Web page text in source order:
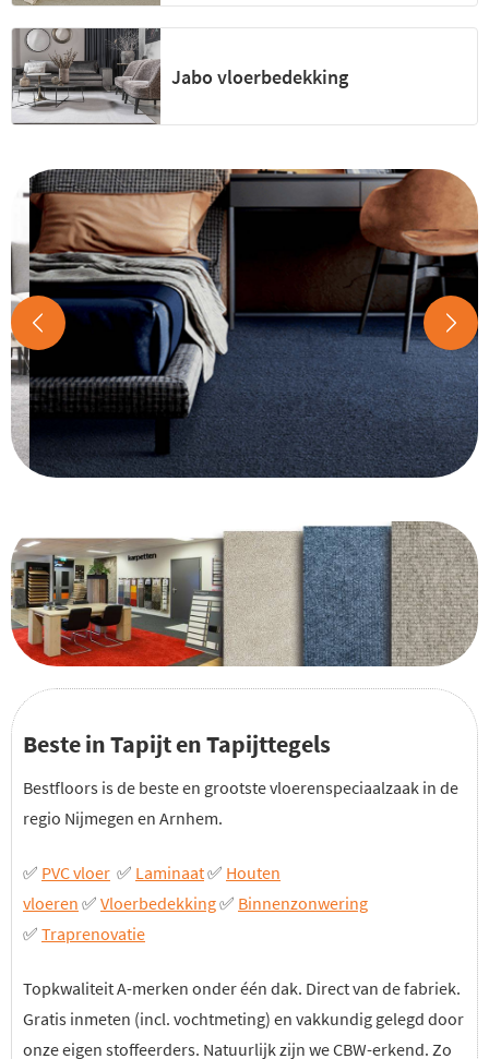
Jabo vloerbedekking
Beste in Tapijt en Tapijttegels
Bestfloors is de beste en grootste vloerenspeciaalzaak in de
regio Nijmegen en Arnhem.
✅ PVC vloer ✅ Laminaat✅ Houten
vloeren ✅ Vloerbedekking✅ Binnenzonwering
✅ Traprenovatie
Topkwaliteit A-merken onder één dak. Direct van de fabriek.
Gratis inmeten (incl. vochtmeting) en vakkundig gelegd door
onze eigen stoffeerders. Natuurlijk zijn we CBW-erkend. Zo